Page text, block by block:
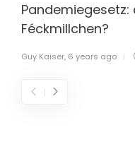
Pandemiegesetz:
Féckmillchen?
Guy Kaiser, 6 years ago